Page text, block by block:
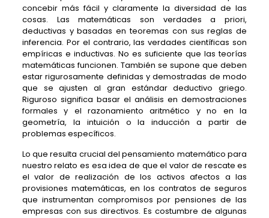
concebir más fácil y claramente la diversidad de las
cosas. Las matemáticas son verdades a priori,
deductivas y basadas en teoremas con sus reglas de
inferencia. Por el contrario, las verdades científicas son
empíricas e inductivas. No es suficiente que las teorías
matemáticas funcionen. También se supone que deben
estar rigurosamente definidas y demostradas de modo
que se ajusten al gran estándar deductivo griego.
Riguroso significa basar el análisis en demostraciones
formales y el razonamiento aritmético y no en la
geometría, la intuición o la inducción a partir de
problemas específicos.
Lo que resulta crucial del pensamiento matemático para
nuestro relato es esa idea de que el valor de rescate es
el valor de realización de los activos afectos a las
provisiones matemáticas, en los contratos de seguros
que instrumentan compromisos por pensiones de las
empresas con sus directivos. Es costumbre de algunas